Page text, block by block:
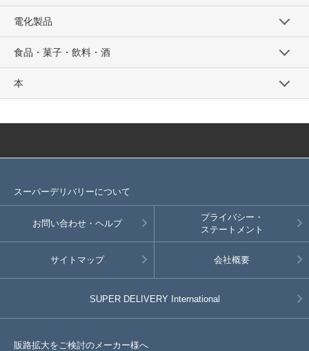
電化製品
食品・菓子・飲料・酒
本
スーパーデリバリーについて
お問い合わせ・ヘルプ
プライバシー・
ステートメント
サイトマップ 会社概要
SUPER DELIVERY International
販路拡大をご検討のメーカー様へ